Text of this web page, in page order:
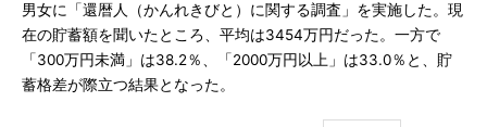
男女に「還暦人（かんれきびと）に関する調査」を実施した。現
在の貯蓄額を聞いたところ、平均は3454万円だった。一方で
「300万円未満」は38.2％、「2000万円以上」は33.0％と、貯
蓄格差が際立つ結果となった。